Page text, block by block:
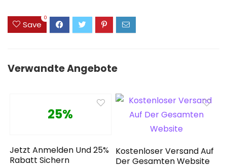
Save
0
Verwandte Angebote
25%
Jetzt Anmelden Und 25%
Rabatt Sichern
Kostenloser Versand Auf
Der Gesamten Website